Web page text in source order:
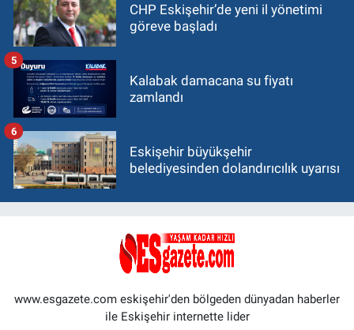
CHP Eskişehir’de yeni il yönetimi
göreve başladı
Kalabak damacana su fiyatı
zamlandı
5
Eskişehir büyükşehir
belediyesinden dolandırıcılık uyarısı
6
www.esgazete.com eskişehir'den bölgeden dünyadan haberler
ile Eskişehir internette lider